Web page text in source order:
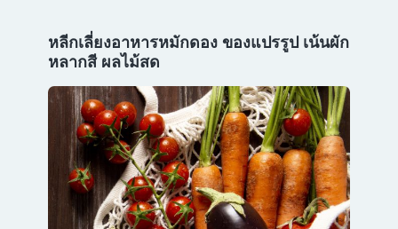
หลีกเลี่ยงอาหารหมักดอง ของแปรรูป เน้นผัก
หลากสี ผลไม้สด